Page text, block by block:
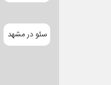
سئو در مشهد